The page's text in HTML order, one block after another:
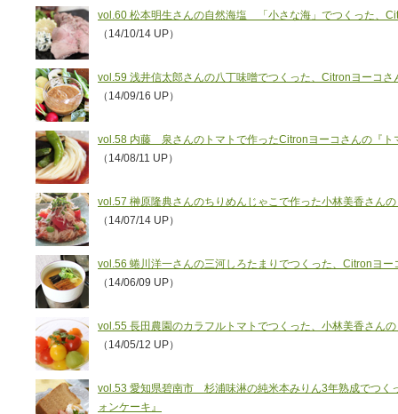
vol.60 松本明生さんの自然海塩 「小さな海」でつくった、
（14/10/14 UP）
vol.59 浅井信太郎さんの八丁味噌でつくった、Citronヨーコさ
（14/09/16 UP）
vol.58 内藤 泉さんのトマトで作ったCitronヨーコさんの『ト
（14/08/11 UP）
vol.57 榊原隆典さんのちりめんじゃこで作った小林美香さん
（14/07/14 UP）
vol.56 蜷川洋一さんの三河しろたまりでつくった、Citronヨ
（14/06/09 UP）
vol.55 長田農園のカラフルトマトでつくった、小林美香さん
（14/05/12 UP）
vol.53 愛知県碧南市 杉浦味淋の純米本みりん3年熟成でつく
ォンケーキ』